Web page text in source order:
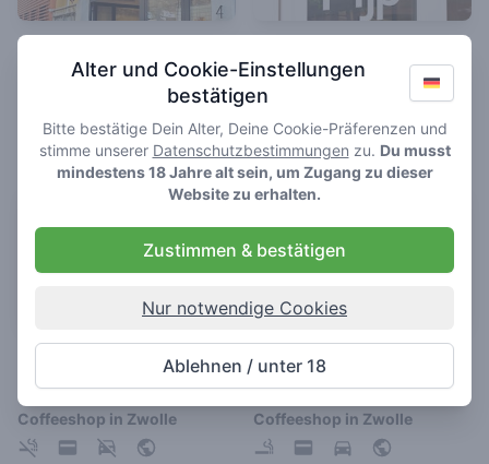
De Rode Leeuw
4.7
4.6
4.1/ 5
Coffeeshop in Zwolle
Sky High
3.1/ 5
Coffeeshop in Zwolle
Alter und Cookie-Einstellungen
bestätigen
Bitte bestätige Dein Alter, Deine Cookie-Präferenzen und
stimme unserer Datenschutzbestimmungen zu. Du musst
mindestens 18 Jahre alt sein, um Zugang zu dieser
Website zu erhalten.
Zustimmen & bestätigen
Nur notwendige Cookies
Ablehnen / unter 18